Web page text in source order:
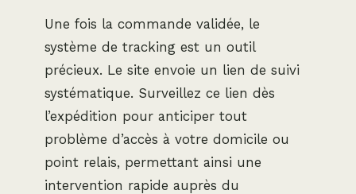
Une fois la commande validée, le
système de tracking est un outil
précieux. Le site envoie un lien de suivi
systématique. Surveillez ce lien dès
l’expédition pour anticiper tout
problème d’accès à votre domicile ou
point relais, permettant ainsi une
intervention rapide auprès du